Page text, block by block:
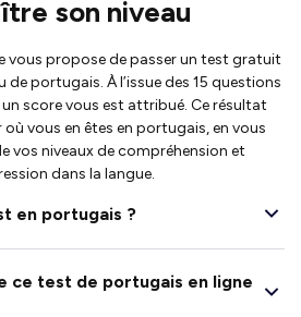
son niveau
vous propose de passer un test gratuit
de portugais. À l’issue des 15 questions
score vous est attribué. Ce résultat
vous en êtes en portugais, en vous
vos niveaux de compréhension et
dans la langue.
en portugais ?
ce test de portugais en ligne